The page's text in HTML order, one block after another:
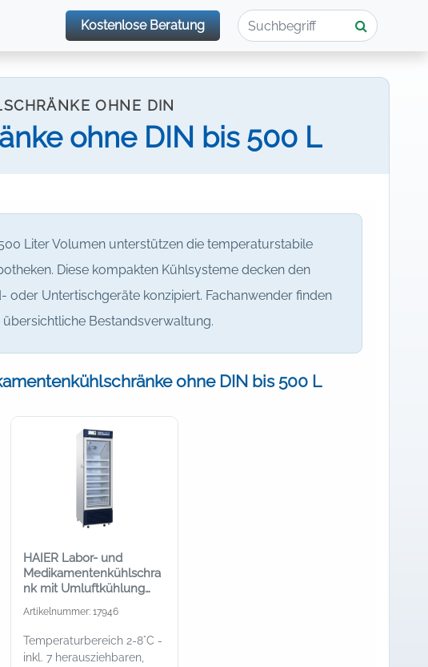
Kostenlose Beratung
OHNE DIN
ohne DIN bis 500 L
Liter Volumen unterstützen die temperaturstabile
Diese kompakten Kühlsysteme decken den
oder Untertischgeräte konzipiert. Fachanwender finden
Bestandsverwaltung.
ohne DIN bis 500 L
HAIER Labor- und
Medikamentenkühlschra
nk mit Umluftkühlung
und Glastür, 390 Liter
Artikelnummer: 17946
Temperaturbereich 2-8°C -
inkl. 7 herausziehbaren,